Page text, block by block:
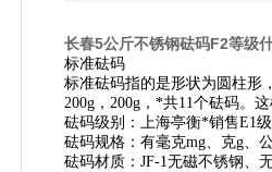
长春5公斤不锈钢砝码F2等级
标准砝码
标准砝码指的是形状为圆柱形
200g，200g，*共11个砝码。
砝码级别：上海亭衡*销售E1
砝码规格：有毫克mg、克g、公
砝码材质：JF-1无磁不锈钢、